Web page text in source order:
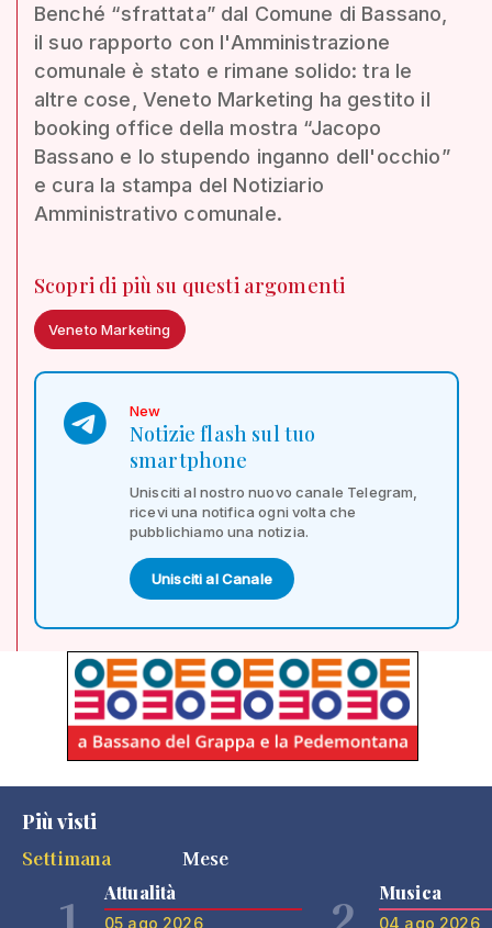
Benché “sfrattata” dal Comune di Bassano,
il suo rapporto con l'Amministrazione
comunale è stato e rimane solido: tra le
altre cose, Veneto Marketing ha gestito il
booking office della mostra “Jacopo
Bassano e lo stupendo inganno dell'occhio”
e cura la stampa del Notiziario
Amministrativo comunale.
Scopri di più su questi argomenti
Veneto Marketing
New
Notizie flash sul tuo
smartphone
Unisciti al nostro nuovo canale Telegram,
ricevi una notifica ogni volta che
pubblichiamo una notizia.
Unisciti al Canale
Più visti
Settimana
Mese
Attualità
05 ago 2026
Musica
04 ago 2026